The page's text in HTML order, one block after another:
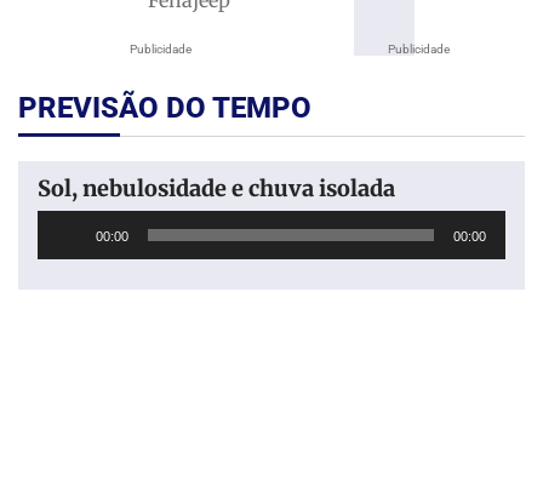
Publicidade Publicidade
PREVISÃO DO TEMPO
Sol, nebulosidade e chuva isolada
00:00 00:00